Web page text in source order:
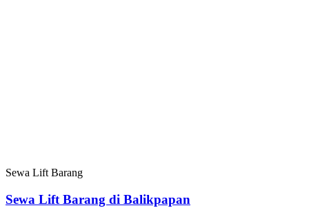
Sewa Lift Barang
Sewa Lift Barang di Balikpapan